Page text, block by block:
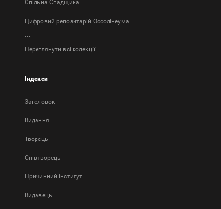
Спільна Спадщина
Цифровий репозитарій Оссолінеума
...
Переглянути всі колекції
Індекси
Заголовок
Bидання
Творець
Співтворець
Причинний інститут
Видавець